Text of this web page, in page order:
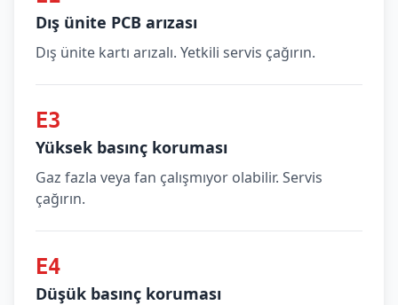
Dış ünite PCB arızası
Dış ünite kartı arızalı. Yetkili servis çağırın.
E3
Yüksek basınç koruması
Gaz fazla veya fan çalışmıyor olabilir. Servis
çağırın.
E4
Düşük basınç koruması